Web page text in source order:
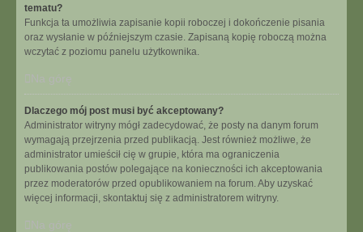
tematu?
Funkcja ta umożliwia zapisanie kopii roboczej i dokończenie pisania
oraz wysłanie w późniejszym czasie. Zapisaną kopię roboczą można
wczytać z poziomu panelu użytkownika.
Na górę
Dlaczego mój post musi być akceptowany?
Administrator witryny mógł zadecydować, że posty na danym forum
wymagają przejrzenia przed publikacją. Jest również możliwe, że
administrator umieścił cię w grupie, która ma ograniczenia
publikowania postów polegające na konieczności ich akceptowania
przez moderatorów przed opublikowaniem na forum. Aby uzyskać
więcej informacji, skontaktuj się z administratorem witryny.
Na górę